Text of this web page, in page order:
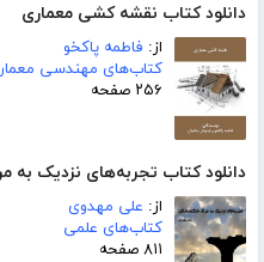
دانلود کتاب نقشه کشی معماری
از: فاطمه پاکخو
کتاب‌های مهندسی
۲۵۶ صفحه
دانلود کتاب تجربه‌های نزدیک به
از: علی مهدوی
کتاب‌های علمی
۸۱۱ صفحه